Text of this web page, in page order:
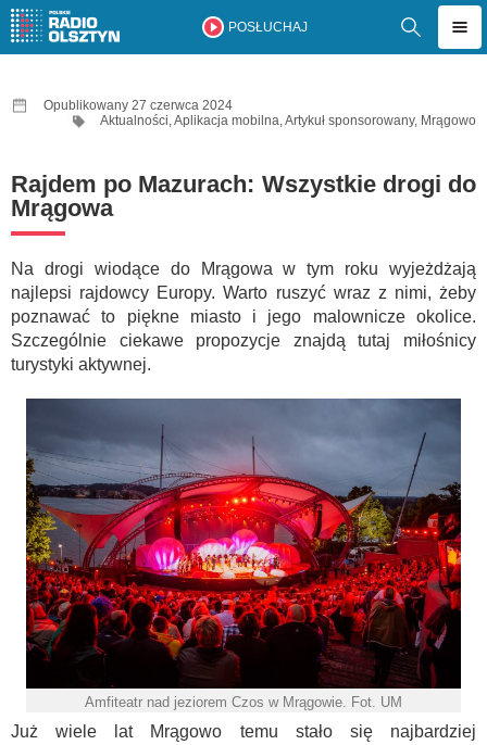
POSŁUCHAJ
Opublikowany 27 czerwca 2024
Aktualności,Aplikacja mobilna,Artykuł sponsorowany, Mrągowo
Rajdem po Mazurach: Wszystkie drogi do
Mrągowa
Na drogi wiodące do Mrągowa w tym roku wyjeżdżają
najlepsi rajdowcy Europy. Warto ruszyć wraz z nimi, żeby
poznawać to piękne miasto i jego malownicze okolice.
Szczególnie ciekawe propozycje znajdą tutaj miłośnicy
turystyki aktywnej.
Amfiteatr nad jeziorem Czos w Mrągowie. Fot. UM
Już wiele lat Mrągowo temu stało się najbardziej